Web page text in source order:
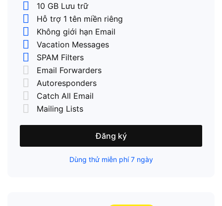
10 GB Lưu trữ
Hỗ trợ 1 tên miền riêng
Không giới hạn Email
Vacation Messages
SPAM Filters
Email Forwarders
Autoresponders
Catch All Email
Mailing Lists
Đăng ký
Dùng thử miễn phí 7 ngày